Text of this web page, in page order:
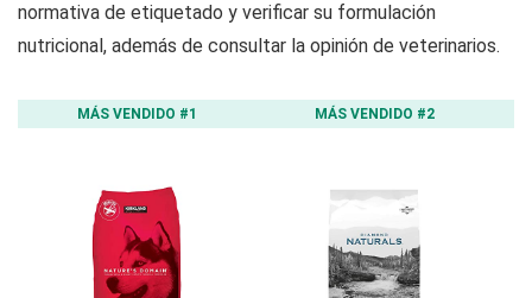
normativa de etiquetado y verificar su formulación
nutricional, además de consultar la opinión de veterinarios.
MÁS VENDIDO #1 MÁS VENDIDO #2